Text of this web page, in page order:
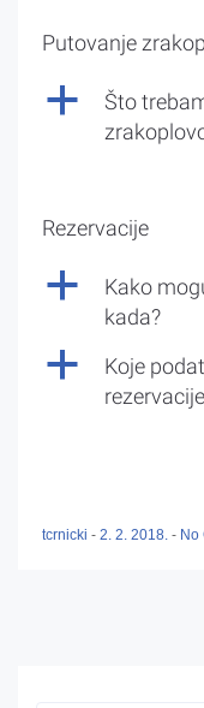
Putovanje
a
Što
Rezervacije
a
Kako
kada?
a
Koje
tcrnicki - 2. 2. 2018. - No